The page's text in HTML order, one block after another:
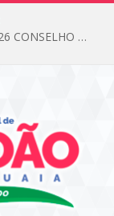
EDITAL DE CHAMADA PÚBLICA Nº 001/2026 CONSELHO DOS DIREITOS DA CRIANÇA E DO ADOLESCENTE